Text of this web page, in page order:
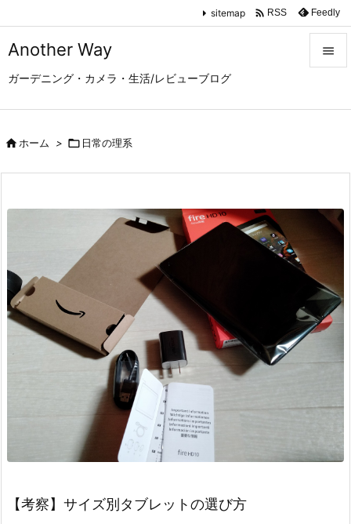
Another Way
ガーデニング・カメラ・生活/レビューブログ


次へ
sitemap  RSS Feedly
ホーム >  日常の理系
【考察】サイズ別タブレットの選び方